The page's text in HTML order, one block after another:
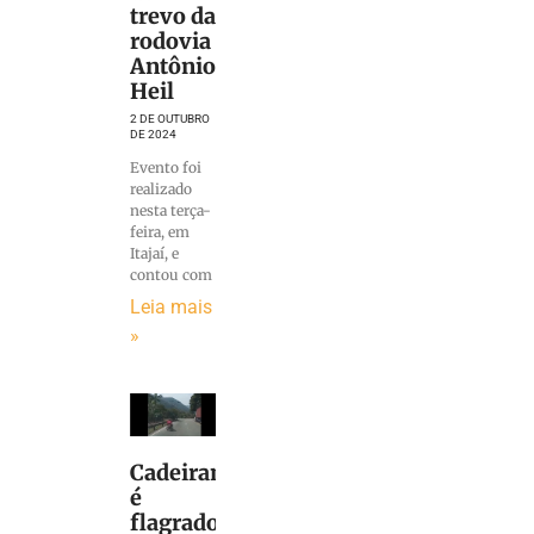
trevo da
rodovia
Antônio
Heil
2 DE OUTUBRO
DE 2024
Evento foi
realizado
nesta terça-
feira, em
Itajaí, e
contou com
Leia mais
»
Cadeirante
é
flagrado